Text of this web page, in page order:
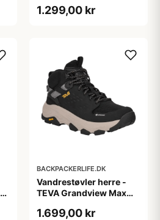
1.299,00 kr
BACKPACKERLIFE.DK
Vandrestøvler herre -
TEVA Grandview Max
1.699,00 kr